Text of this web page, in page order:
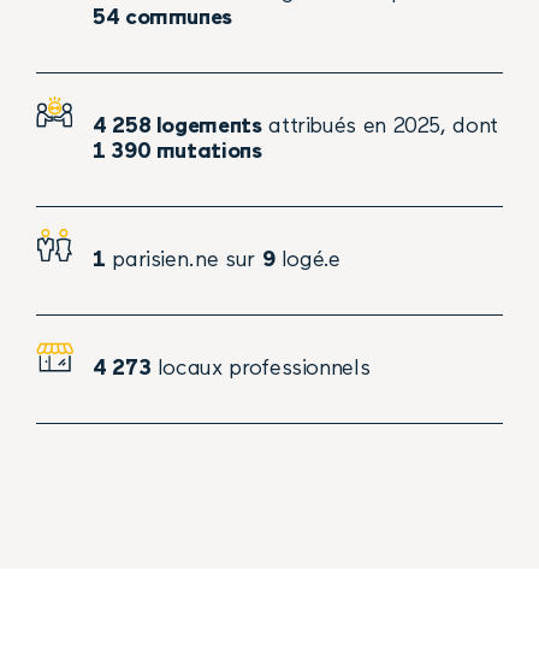
54 communes
4 258 logementsattribués en 2025, dont
1 390 mutations
1 parisien.ne sur 9logé.e
4 273 locaux professionnels